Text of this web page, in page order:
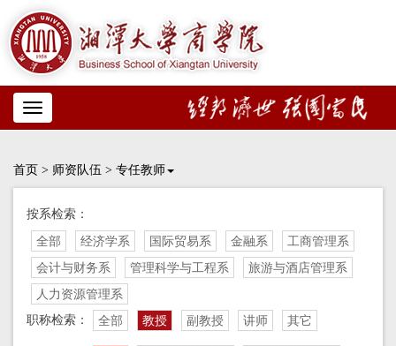
Toggle
navigation
首页 > 师资队伍 > 专任教师
按系检索：
全部 经济学系 国际贸易系 金融系
工商管理系
会计与财务系
管理科学与工程系
旅游与酒店管理系
人力资源管理系
职称检索：
全部 教授 副教授 讲师 其它